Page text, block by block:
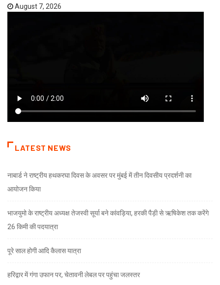
August 7, 2026
LATEST NEWS
नाबार्ड ने राष्ट्रीय हथकरघा दिवस के अवसर पर मुंबई में तीन दिवसीय प्रदर्शनी का
आयोजन किया
भाजयुमो के राष्ट्रीय अध्यक्ष तेजस्वी सूर्या बने कांवड़िया, हरकी पैड़ी से ऋषिकेश तक करेंगे
26 किमी की पदयात्रा
पूरे साल होगी आदि कैलास यात्रा
हरिद्वार में गंगा उफान पर, चेतावनी लेबल पर पहुंचा जलस्तर